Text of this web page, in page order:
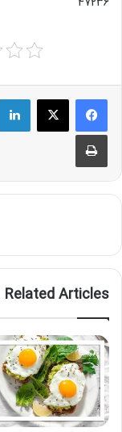
Print
Related Articles